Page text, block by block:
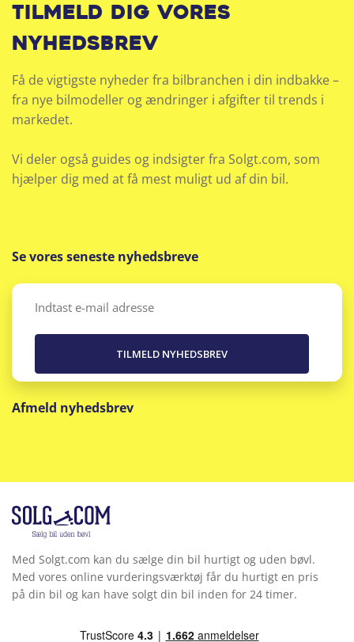
Førerovervågning med advarsel
Fuld LED forlygter
Håndfri telefon
Højdejusterbart førersæde
mærke
kilometer eller stand. DENNE BIL KAN FINANSIERES
BÅDE MED OG UDEN UDBETALING
Infocenter
Justerbart rat
Tilmeld dig vores
nyhedsbrev
Få de vigtigste nyheder fra bilbranchen i din indbakke –
fra nye bilmodeller og ændringer i afgifter til trends i
markedet.
Vi deler også guides og indsigter fra Solgt.com, som
hjælper dig med at få mest muligt ud af din bil.
Se vores seneste nyhedsbreve
Email
Afmeld nyhedsbrev
Med Solgt.com kan du sælge din bil hurtigt og uden bøvl.
Med vores online vurderingsværktøj får du hurtigt en pris
på din bil og kan have solgt din bil inden for 24 timer.